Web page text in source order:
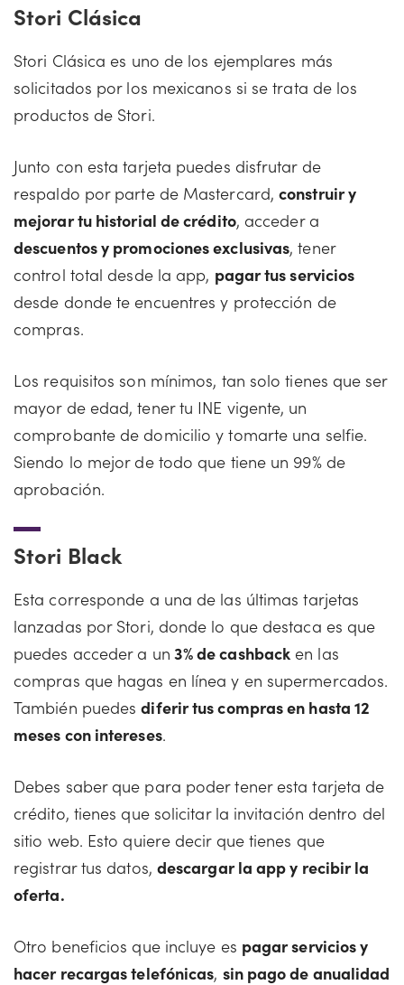
Stori Clásica
Stori Clásica es uno de los ejemplares más
solicitados por los mexicanos si se trata de los
productos de Stori.
Junto con esta tarjeta puedes disfrutar de
respaldo por parte de Mastercard,construir y
mejorar tu historial de crédito, acceder a
descuentos y promociones exclusivas, tener
control total desde la app, pagar tus servicios
desde donde te encuentres y protección de
compras.
Los requisitos son mínimos, tan solo tienes que ser
mayor de edad, tener tu INE vigente, un
comprobante de domicilio y tomarte una selfie.
Siendo lo mejor de todo que tiene un 99% de
aprobación.
Stori Black
Esta corresponde a una de las últimas tarjetas
lanzadas por Stori, donde lo que destaca es que
puedes acceder a un 3% de cashbacken las
compras que hagas en línea y en supermercados.
También puedesdiferir tus compras en hasta 12
meses con intereses.
Debes saber que para poder tener esta tarjeta de
crédito, tienes que solicitar la invitación dentro del
sitio web. Esto quiere decir que tienes que
registrar tus datos, descargar la app y recibir la
oferta.
Otro beneficios que incluye es pagar servicios y
hacer recargas telefónicas, sin pago de anualidad